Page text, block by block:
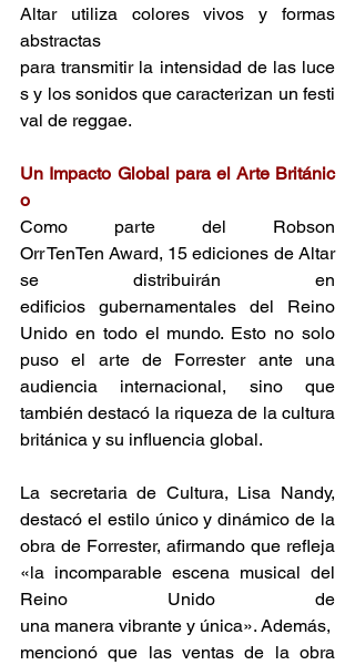
Altar utiliza colores vivos y formas
abstractas
para transmitir la intensidad de las luce
s y los sonidos que caracterizan un festi
val de reggae.
Un Impacto Global para el Arte Británic
o
Como parte del Robson
Orr TenTen Award, 15 ediciones de Altar
se distribuirán en
edificios gubernamentales del Reino
Unido en todo el mundo. Esto no solo
puso el arte de Forrester ante una
audiencia internacional, sino que
también destacó la riqueza de la cultura
británica y su influencia global.
La secretaria de Cultura, Lisa Nandy,
destacó el estilo único y dinámico de la
obra de Forrester, afirmando que refleja
«la incomparable escena musical del
Reino Unido de
una manera vibrante y única». Además,
mencionó que las ventas de la obra